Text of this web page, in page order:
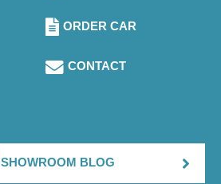
ORDER CAR
CONTACT
SHOWROOM BLOG